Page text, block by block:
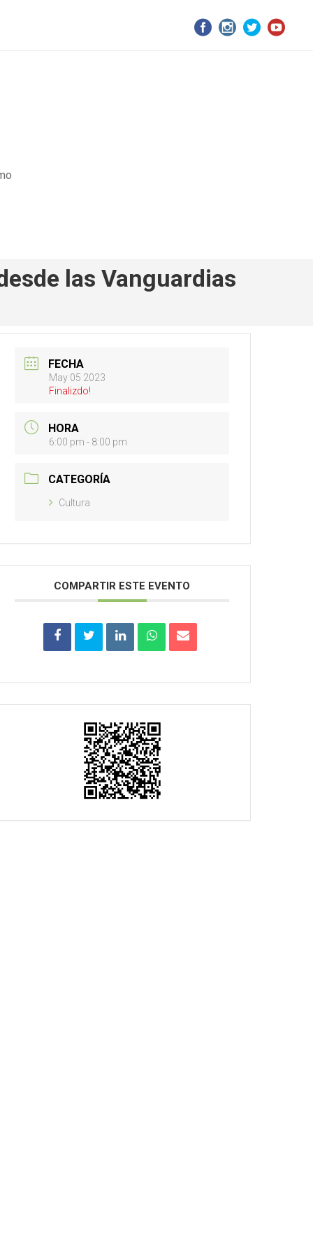
las Vanguardias
FECHA
May 05 2023
Finalizdo!
HORA
6:00 pm - 8:00 pm
CATEGORÍA
Cultura
COMPARTIR ESTE EVENTO